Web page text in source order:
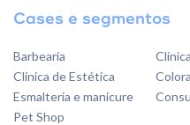
Cases e segmentos
Barbearia
Clínica de Estética
Esmalteria e manicure
Pet Shop